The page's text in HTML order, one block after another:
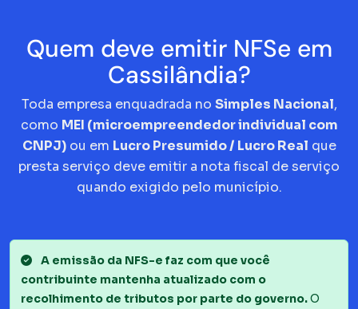
Quem deve emitir NFSe em
Cassilândia?
Toda empresa enquadrada no Simples Nacional,
como MEI (microempreendedor individual com
CNPJ)ou em Lucro Presumido / Lucro Real que
presta serviço deve emitir a nota fiscal de serviço
quando exigido pelo município.
A emissão da NFS-e faz com que você
contribuinte mantenha atualizado com o
recolhimento de tributos por parte do governo.O